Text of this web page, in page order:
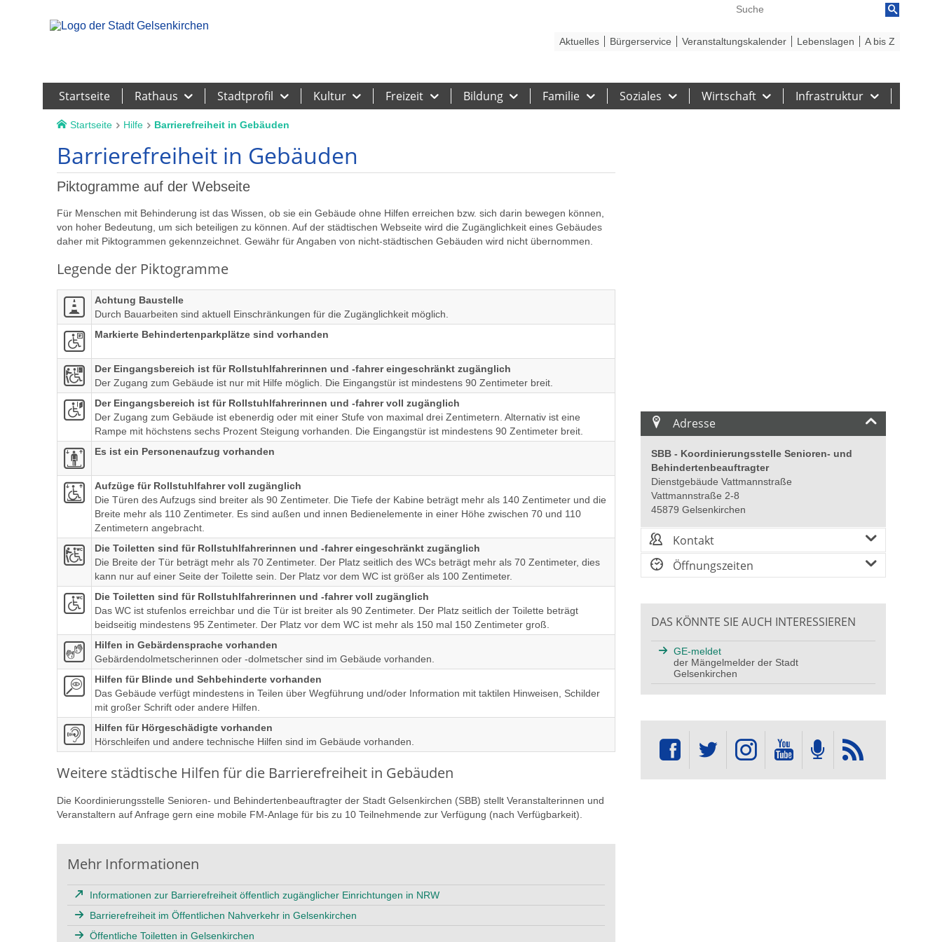
Startseite Rathaus Stadtprofil Kultur Freizeit Bildung Familie Soziales Wirtschaft Infrastruktur
Aktuelles Bürgerservice Veranstaltungskalender Lebenslagen A bis Z
Startseite Hilfe Barrierefreiheit in Gebäuden
Barrierefreiheit in Gebäuden
Piktogramme auf der Webseite
Für Menschen mit Behinderung ist das Wissen, ob sie ein Gebäude ohne Hilfen erreichen bzw. sich darin bewegen können,
von hoher Bedeutung, um sich beteiligen zu können. Auf der städtischen Webseite wird die Zugänglichkeit eines Gebäudes
daher mit Piktogrammen gekennzeichnet. Gewähr für Angaben von nicht-städtischen Gebäuden wird nicht übernommen.
Legende der Piktogramme
Achtung Baustelle
Durch Bauarbeiten sind aktuell Einschränkungen für die Zugänglichkeit möglich.
Markierte Behindertenparkplätze sind vorhanden
Der Eingangsbereich ist für Rollstuhlfahrerinnen und -fahrer eingeschränkt zugänglich
Der Zugang zum Gebäude ist nur mit Hilfe möglich. Die Eingangstür ist mindestens 90 Zentimeter breit.
Der Eingangsbereich ist für Rollstuhlfahrerinnen und -fahrer voll zugänglich
Der Zugang zum Gebäude ist ebenerdig oder mit einer Stufe von maximal drei Zentimetern. Alternativ ist eine
Rampe mit höchstens sechs Prozent Steigung vorhanden. Die Eingangstür ist mindestens 90 Zentimeter breit.
Es ist ein Personenaufzug vorhanden
Aufzüge für Rollstuhlfahrer voll zugänglich
Die Türen des Aufzugs sind breiter als 90 Zentimeter. Die Tiefe der Kabine beträgt mehr als 140 Zentimeter und die
Breite mehr als 110 Zentimeter. Es sind außen und innen Bedienelemente in einer Höhe zwischen 70 und 110
Zentimetern angebracht.
Die Toiletten sind für Rollstuhlfahrerinnen und -fahrer eingeschränkt zugänglich
Die Breite der Tür beträgt mehr als 70 Zentimeter. Der Platz seitlich des WCs beträgt mehr als 70 Zentimeter, dies
kann nur auf einer Seite der Toilette sein. Der Platz vor dem WC ist größer als 100 Zentimeter.
Die Toiletten sind für Rollstuhlfahrerinnen und -fahrer voll zugänglich
Das WC ist stufenlos erreichbar und die Tür ist breiter als 90 Zentimeter. Der Platz seitlich der Toilette beträgt
beidseitig mindestens 95 Zentimeter. Der Platz vor dem WC ist mehr als 150 mal 150 Zentimeter groß.
Hilfen in Gebärdensprache vorhanden
Gebärdendolmetscherinnen oder -dolmetscher sind im Gebäude vorhanden.
Hilfen für Blinde und Sehbehinderte vorhanden
Das Gebäude verfügt mindestens in Teilen über Wegführung und/oder Information mit taktilen Hinweisen, Schilder
mit großer Schrift oder andere Hilfen.
Hilfen für Hörgeschädigte vorhanden
Hörschleifen und andere technische Hilfen sind im Gebäude vorhanden.
Weitere städtische Hilfen für die Barrierefreiheit in Gebäuden
Die Koordinierungsstelle Senioren- und Behindertenbeauftragter der Stadt Gelsenkirchen (SBB) stellt Veranstalterinnen und
Veranstaltern auf Anfrage gern eine mobile FM-Anlage für bis zu 10 Teilnehmende zur Verfügung (nach Verfügbarkeit).
Mehr Informationen
Informationen zur Barrierefreiheit öffentlich zugänglicher Einrichtungen in NRW
Barrierefreiheit im Öffentlichen Nahverkehr in Gelsenkirchen
Öffentliche Toiletten in Gelsenkirchen
Adresse
SBB - Koordinierungsstelle Senioren- und
Behindertenbeauftragter
Dienstgebäude Vattmannstraße
Vattmannstraße 2-8
45879 Gelsenkirchen
Kontakt
Öffnungszeiten
DAS KÖNNTE SIE AUCH INTERESSIEREN
GE-meldet
der Mängelmelder der Stadt
Gelsenkirchen